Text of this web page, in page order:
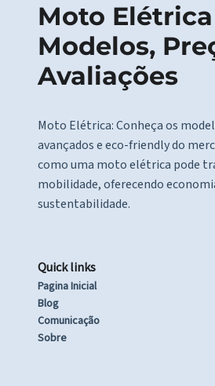
Moto
Modelos,
Avaliações
Moto Elétrica: Conheça os
avançados e eco-friendly do
como uma moto elétrica pode
mobilidade, oferecendo
sustentabilidade.
Quick links
Pagina Inicial
Blog
Comunicação
Sobre